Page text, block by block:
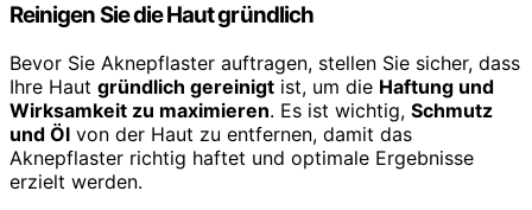
Reinigen Sie die Haut gründlich
Bevor Sie Aknepflaster auftragen, stellen Sie sicher, dass
Ihre Haut gründlich gereinigt ist, um die Haftung und
Wirksamkeit zu maximieren. Es ist wichtig, Schmutz
und Öl von der Haut zu entfernen, damit das
Aknepflaster richtig haftet und optimale Ergebnisse
erzielt werden.